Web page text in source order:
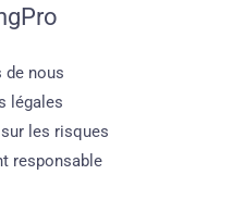
de nous
légales
les risques
responsable